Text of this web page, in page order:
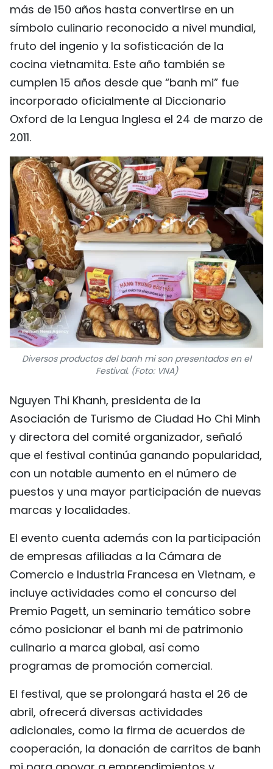
más de 150 años hasta convertirse en un
símbolo culinario reconocido a nivel mundial,
fruto del ingenio y la sofisticación de la
cocina vietnamita. Este año también se
cumplen 15 años desde que “banh mi” fue
incorporado oficialmente al Diccionario
Oxford de la Lengua Inglesa el 24 de marzo de
2011.
Diversos productos del banh mi son presentados en el
Festival. (Foto: VNA)
Nguyen Thi Khanh, presidenta de la
Asociación de Turismo de Ciudad Ho Chi Minh
y directora del comité organizador, señaló
que el festival continúa ganando popularidad,
con un notable aumento en el número de
puestos y una mayor participación de nuevas
marcas y localidades.
El evento cuenta además con la participación
de empresas afiliadas a la Cámara de
Comercio e Industria Francesa en Vietnam, e
incluye actividades como el concurso del
Premio Pagett, un seminario temático sobre
cómo posicionar el banh mi de patrimonio
culinario a marca global, así como
programas de promoción comercial.
El festival, que se prolongará hasta el 26 de
abril, ofrecerá diversas actividades
adicionales, como la firma de acuerdos de
cooperación, la donación de carritos de banh